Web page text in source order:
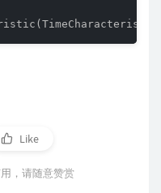
Like
，请随意赞赏